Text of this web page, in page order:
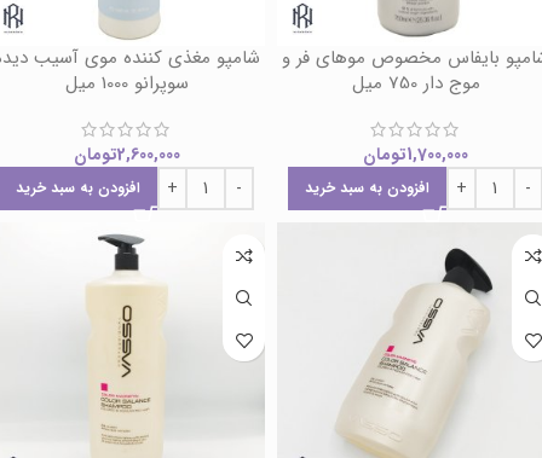
بایفاس مخصوص موهای فر و
موج دار 750 میل
1,700,000تومان
افزودن به سبد خرید
شامپو مغذی کننده موی آسیب
سوپرانو 1000 میل
2,600,000تومان
افزودن به سبد خرید